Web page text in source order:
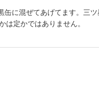
缶に混ぜてあげてます。三
は定かではありません。